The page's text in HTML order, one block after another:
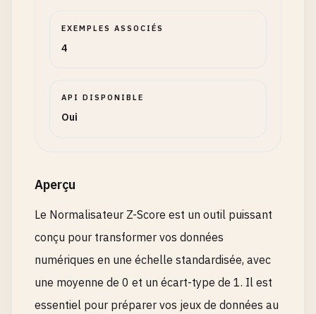
EXEMPLES ASSOCIÉS
4
API DISPONIBLE
Oui
Aperçu
Le Normalisateur Z-Score est un outil puissant
conçu pour transformer vos données
numériques en une échelle standardisée, avec
une moyenne de 0 et un écart-type de 1. Il est
essentiel pour préparer vos jeux de données au